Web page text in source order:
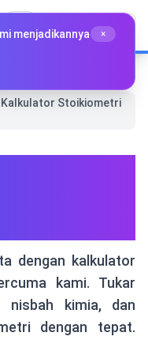
Bahasa Melayu
Stoikiometri
dengan kalkulator
kami. Tukar
nisbah kimia, dan
dengan tepat.
menjadikannya
×